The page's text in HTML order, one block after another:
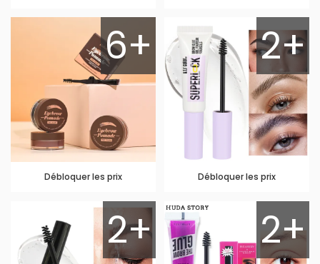
6+
Débloquer les prix
2+
Débloquer les prix
2+ 2+